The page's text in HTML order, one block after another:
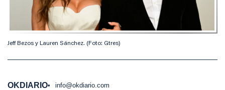
Jeff Bezos y Lauren Sánchez. (Foto: Gtres)
OKDIARIO info@okdiario.com